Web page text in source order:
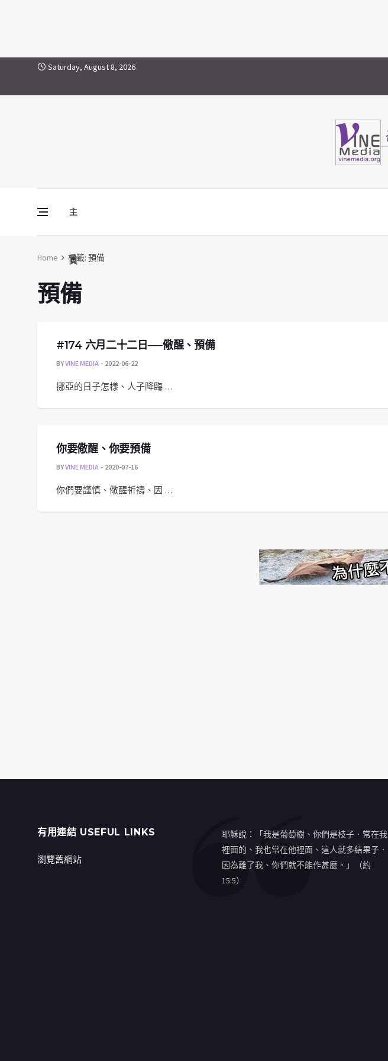
Skip to contentSaturday, August 8, 2026
主
頁
Vine Media
葡萄樹傳媒
Home 標籤: 預備
預備
#174 六月二十二日──儆醒、預備
BYVINE MEDIA 2022-06-22
挪亞的日子怎樣、人子降臨 …
你要儆醒、你要預備
BYVINE MEDIA 2020-07-16
你們要謹慎、儆醒祈禱、因 …
有用連結 USEFUL LINKS
瀏覽舊網站
耶穌說：「我是葡萄樹、你們是枝子．常在我
裡面的、我也常在他裡面、這人就多結果子．
因為離了我、你們就不能作甚麼。」（約
15:5）